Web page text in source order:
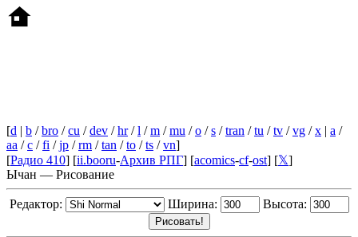
[d | b /bro /cu /dev /hr/l /m /mu /o /s /tran /tu /tv /vg /x | a /
aa /c /fi /jp /rm /tan /to /ts /vn]
[Радио 410] [ii.booru-Архив РПГ] [acomics-cf-ost] [𝕏]
Ычан — Рисование
Редактор: Ширина: Высота: